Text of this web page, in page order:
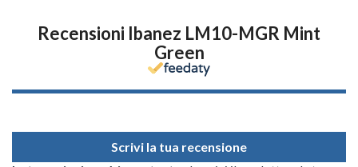
Recensioni Ibanez LM10-MGR Mint
Green
Scrivi la tua recensione